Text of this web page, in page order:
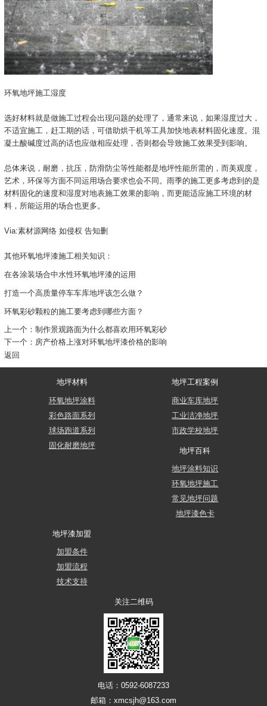
环氧地坪施工湿度
选好材料就是做施工过程会出现问题的处理了，通常来说，如果湿度过大，
不适宜施工，赶工期的话，可借助烘干机等工具加快地表材料固化速度。混
凝土酸碱度过高的话也应做相应处理，否则都会导致施工效果受到影响。
总体来说，耐磨，抗压，防滑防尘等性能都是地坪性能所需的，而美观度，
艺术，环保等方面不同运用场合要求也会不同。雨季的施工更多考虑到的是
材料固化的速度和湿度对地表施工效果的影响，而更能适应施工环境的材
料，所能运用的场合也更多。
Via:素材源网络 如侵权 告知删
其他环氧地坪漆施工相关知识：
在各涂装场合中水性环氧地坪漆的运用
打造一个高质量停车车库地坪该怎么做？
环氧彩砂颗粒的施工要考虑到哪些方面？
上一个：制作景观路面为什么都喜欢用环氧彩砂
下一个： 房产价格上涨对环氧地坪漆价格的影响
返回
地坪材料
环氧地坪涂料
彩色路面系列
球场跑道系列
固化耐磨地坪
地坪工程案例
商业车库地坪
工业洁净地坪
市政学校地坪
地坪百科
地坪涂料知识
环氧地坪施工
常见地坪问题
地坪漆色卡
地坪漆加盟
加盟条件
加盟流程
技术支持
关注二维码
电话：0592-6087233
邮箱：xmcsjh@163.com